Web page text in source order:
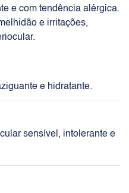
e com tendência alérgica.
e irritações,
e hidratante.
sensível, intolerante e